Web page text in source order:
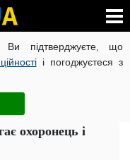
Ви підтверджуєте, що
і погоджуєтеся з
КОРОНАВІРУС В УКРАЇНІ
ЧИТАТЬ НА РУССКОМ
в банкоматі, а
охоронець і